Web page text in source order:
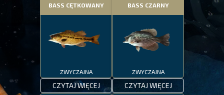
BASS CĘTKOWANY
ZWYCZAJNA
CZYTAJ WIĘCEJ
BASS CZARNY
ZWYCZAJNA
CZYTAJ WIĘCEJ